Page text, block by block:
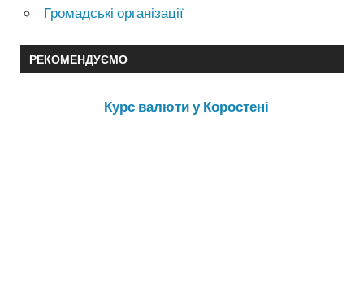
Громадські організації
РЕКОМЕНДУЄМО
Курс валюти у Коростені